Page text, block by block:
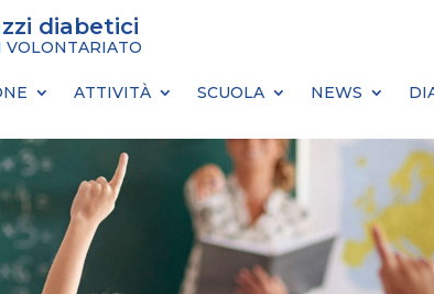
diabetici
ATTIVITÀ SCUOLA NEWS